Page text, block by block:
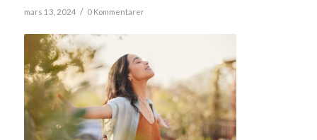
mars 13, 2024 / 0 Kommentarer